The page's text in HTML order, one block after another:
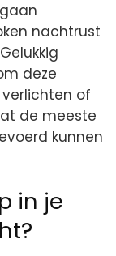
nachtrust
deze
of
de meeste
kunnen
in je